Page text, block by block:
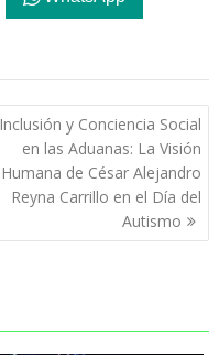
Inclusión y Conciencia Social
en las Aduanas: La Visión
Humana de César Alejandro
Reyna Carrillo en el Día del
Autismo